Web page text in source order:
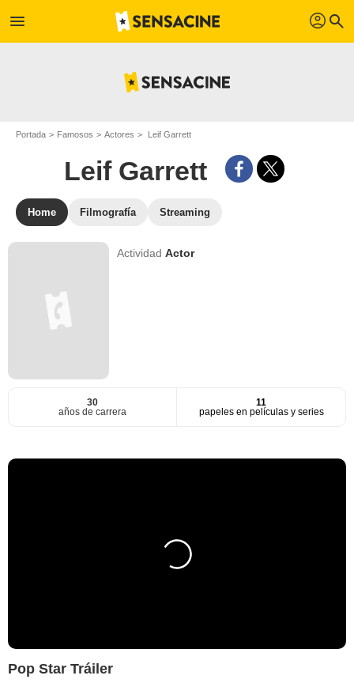
menu profil search
Portada Famosos Actores Leif Garrett
Leif Garrett
Home Filmografía Streaming
ActividadActor
30
años de carrera
11
papeles en películas y series
Pop Star Tráiler